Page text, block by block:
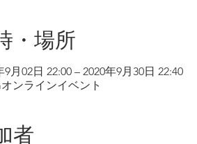
・場所
9月02日 22:00 – 2020年9月30日 22:40
ンラインイベント
者